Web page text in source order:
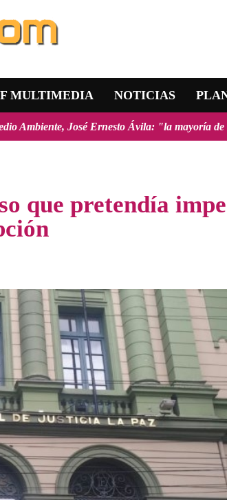
MULTIMEDIA NOTICIAS
Ernesto Ávila: "la mayoría de los incendios
que pretendía